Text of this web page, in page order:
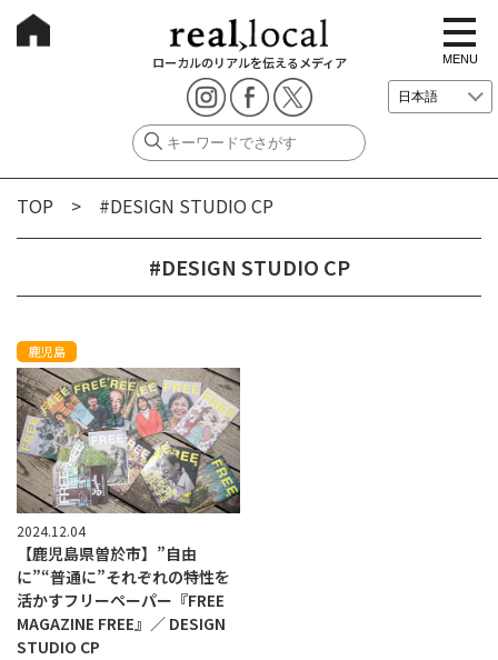
ローカルのリアルを伝えるメディア
t
o
g
g
e
i
i
MENU
TOP > #DESIGN STUDIO CP
#DESIGN STUDIO CP
鹿児島
2024.12.04
【鹿児島県曽於市】”自由
に”“普通に”それぞれの特性を
活かすフリーペーパー『FREE
MAGAZINE FREE』／ DESIGN
STUDIO CP